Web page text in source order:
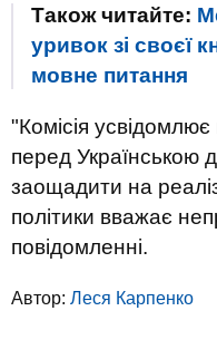
Також читайте:
уривок зі своєї
мовне питання
"Комісія усвідомлює
перед Українською
заощадити на
політики вважає
повідомленні.
Автор: Леся Карпенко